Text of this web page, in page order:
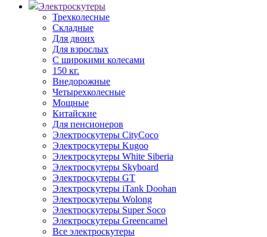
Электроскутеры
Трехколесные
Складные
Для двоих
Для взрослых
С широкими колесами
150 кг.
Внедорожные
Четырехколесные
Мощные
Китайские
Для пенсионеров
Электроскутеры CityCoco
Электроскутеры Kugoo
Электроскутеры White Siberia
Электроскутеры Skyboard
Электроскутеры GT
Электроскутеры iTank Doohan
Электроскутеры Wolong
Электроскутеры Super Soco
Электроскутеры Greencamel
Все электроскутеры